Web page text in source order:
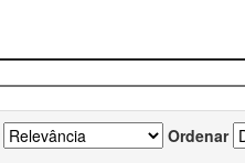
Ordenar